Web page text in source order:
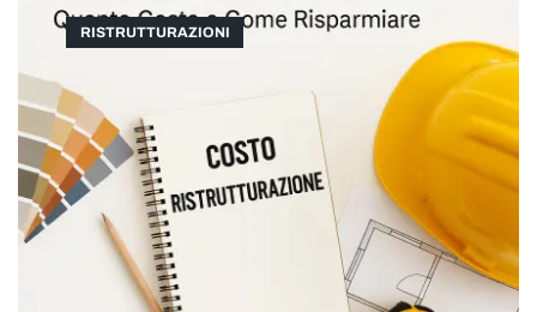
RISTRUTTURAZIONI